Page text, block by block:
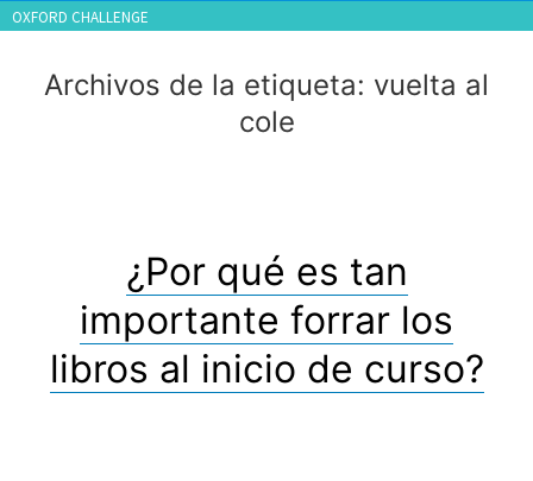
OXFORD CHALLENGE
Archivos de la etiqueta: vuelta al
cole
¿Por qué es tan
importante forrar los
libros al inicio de curso?